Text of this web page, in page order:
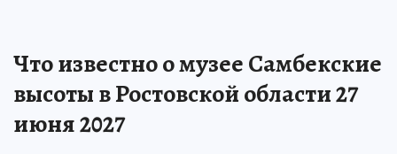
Что известно о музее Самбекские
высоты в Ростовской области 27
июня 2027